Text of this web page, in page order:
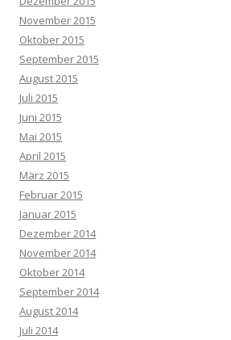
November 2015
Oktober 2015
September 2015
August 2015
Juli 2015
Juni 2015
Mai 2015
April 2015
März 2015
Februar 2015
Januar 2015
Dezember 2014
November 2014
Oktober 2014
September 2014
August 2014
Juli 2014